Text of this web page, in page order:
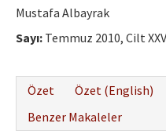
Mustafa Albayrak
Sayı: Temmuz 2010, Cilt
Özet
Özet (English)
Benzer Makaleler